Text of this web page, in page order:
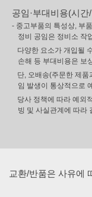
공임·부대비용(시
- 중고부품의 특성상, 부
정비 공임은 정비소 작
다양한 요소가 개입될
손해 등 부대비용은 보
단, 오배송(주문한 제품
임 발생이 통상적으로
당사 정책에 따라 예외
빙 및 사실관계에 따라
교환/반품은 사유에